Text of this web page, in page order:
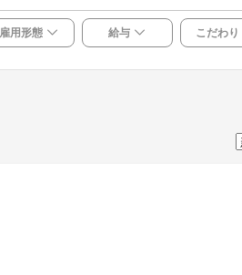
雇用形態 給与 こだわり